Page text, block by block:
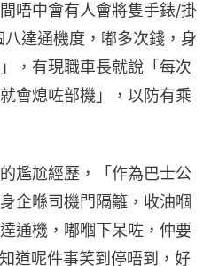
唔中會有人會將隻手錶/掛
達通機度，嘟多次錢，身
，有現職車長就說「每次
會熄咗部機」，以防有乘
尷尬經歷，「作為巴士公
企喺司機門隔籬，收油嗰
通機，嘟嗰下呆咗，仲要
道呢件事笑到停唔到，好